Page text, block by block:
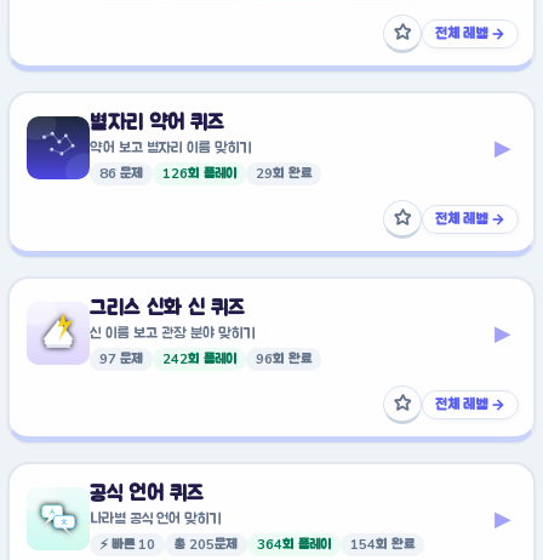
☆즐겨찾기에 추가
전체 레벨 →
별자리 약어 퀴즈
약어 보고 별자리 이름 맞히기
86 문제 126회 플레이 29회 완료
▸
☆즐겨찾기에 추가
전체 레벨 →
그리스 신화 신 퀴즈
신 이름 보고 관장 분야 맞히기
97 문제 242회 플레이 96회 완료
▸
☆즐겨찾기에 추가
전체 레벨 →
공식 언어 퀴즈
나라별 공식 언어 맞히기
⚡ 빠른 10 총 205문제 364회 플레이 154회 완료
▸